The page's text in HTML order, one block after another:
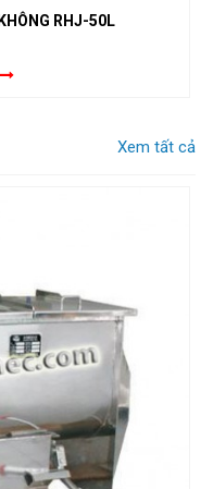
RHJ-50L
Xem tất cả